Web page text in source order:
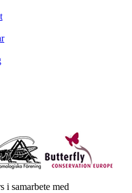
i samarbete med